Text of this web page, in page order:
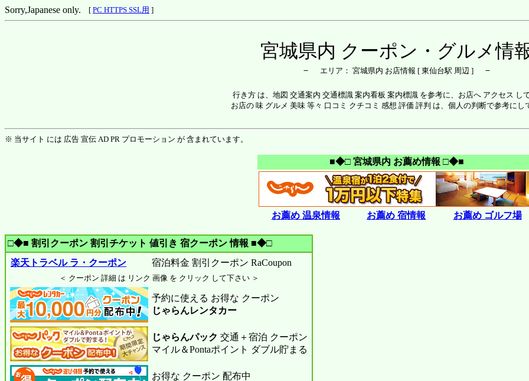
Sorry,Japanese only. [ PC HTTPS SSL用 ]
宮城県内 クーポン・グルメ情
－ エリア： 宮城県内 お店情報 [ 東仙台駅 周辺 ] －
行き方 は、地図 交通案内 交通標識 案内看板 案内標識 を参考に、お店へ アクセス し
お店の 味 グルメ 美味 等々 口コミ クチコミ 感想 評価 評判 は、個人の判断で参考にし
※ 当サイト には 広告 宣伝 AD PR プロモーション が 含まれています。
■◆□ 宮城県内 お薦め情報 □◆■
お薦め 温泉情報 お薦め 宿情報 お薦め ゴルフ場
□◆■ 割引クーポン 割引チケット 値引き 宿クーポン 情報 ■◆□
楽天トラベル ラ・クーポン
宿泊料金 割引クーポン RaCoupon
＜ クーポン 詳細 は リンク 画像 を クリック して下さい ＞
予約に使える お得な クーポン
じゃらんレンタカー
じゃらんパック 交通＋宿泊 クーポン
マイル＆Pontaポイント ダブル貯まる
お得な クーポン 配布中